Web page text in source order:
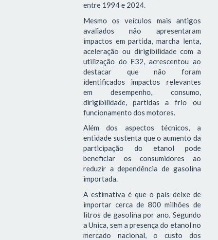
entre 1994 e 2024.
Mesmo os veículos mais antigos
avaliados não apresentaram
impactos em partida, marcha lenta,
aceleração ou dirigibilidade com a
utilização do E32, acrescentou ao
destacar que não foram
identificados impactos relevantes
em desempenho, consumo,
dirigibilidade, partidas a frio ou
funcionamento dos motores.
Além dos aspectos técnicos, a
entidade sustenta que o aumento da
participação do etanol pode
beneficiar os consumidores ao
reduzir a dependência de gasolina
importada.
A estimativa é que o país deixe de
importar cerca de 800 milhões de
litros de gasolina por ano. Segundo
a Unica, sem a presença do etanol no
mercado nacional, o custo dos